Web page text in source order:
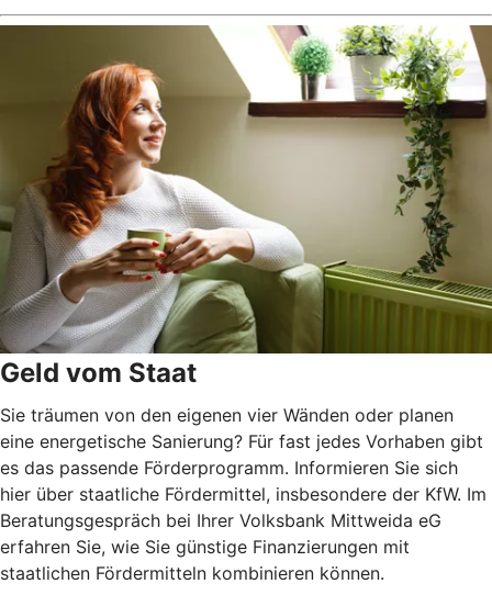
Geld vom Staat
Sie träumen von den eigenen vier Wänden oder planen
eine energetische Sanierung? Für fast jedes Vorhaben gibt
es das passende Förderprogramm. Informieren Sie sich
hier über staatliche Fördermittel, insbesondere der KfW. Im
Beratungsgespräch bei Ihrer Volksbank Mittweida eG
erfahren Sie, wie Sie günstige Finanzierungen mit
staatlichen Fördermitteln kombinieren können.